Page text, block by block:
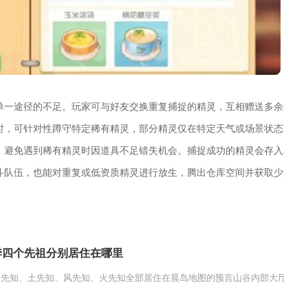
途径的不足。玩家可与好友交换重复捕捉的精灵，互相赠送多
可针对性蹲守特定稀有精灵，部分精灵仅在特定天气或场景状
免遇到稀有精灵时因道具不足错失机会。捕捉成功的精灵会存
伍，也能对重复或低资质精灵进行放生，腾出仓库空间并获取少
个先祖分别居住在哪里
知、土先知、风先知、火先知全部居住在晨岛地图的预言山谷内部大